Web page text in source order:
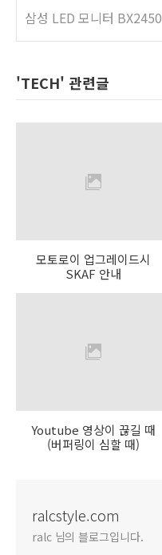
삼성 LED 모니터 BX2450
'TECH' 관련글
모토로이 업그레이드시
SKAF 안내
Youtube 영상이 끊길 때
(버퍼링이 심할 때)
ralcstyle.com
ralc 님의 블로그입니다.